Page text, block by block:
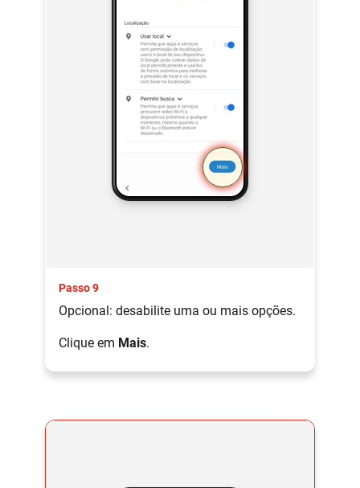
Passo 9
Opcional: desabilite uma ou mais opções.
Clique em Mais.